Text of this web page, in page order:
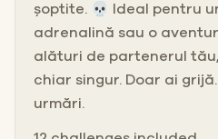
șoptite. 💀 Ideal pentru
adrenalină sau o
alături de partenerul
chiar singur. Doar ai
urmări.